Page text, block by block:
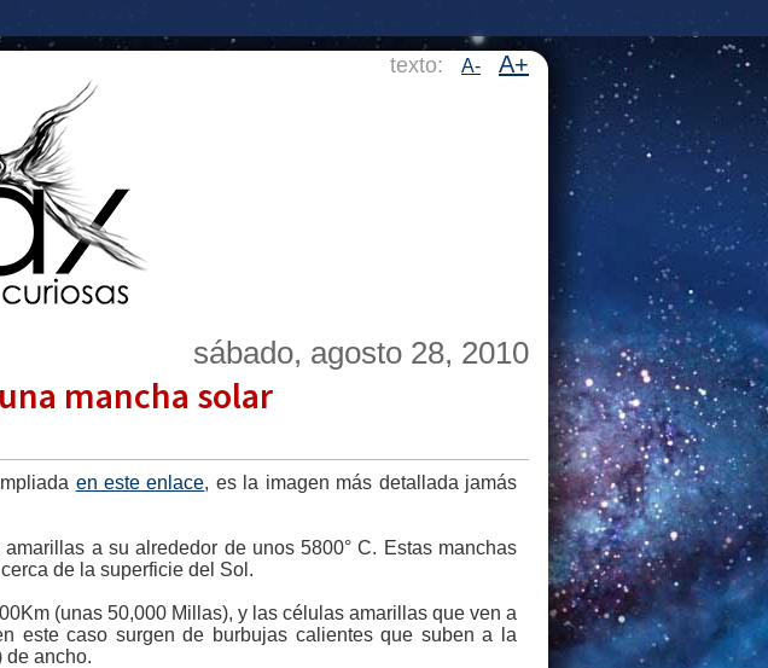
texto: A- A+
sábado, agosto 28, 2010
mancha solar
en este enlace, es la imagen más detallada jamás
a su alrededor de unos 5800° C. Estas manchas
de la superficie del Sol.
(unas 50,000 Millas), y las células amarillas que ven a
este caso surgen de burbujas calientes que suben a la
de ancho.